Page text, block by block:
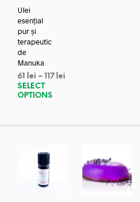
Ulei
esențial
pur și
terapeutic
de
Manuka
61 lei – 117 lei
SELECT
OPTIONS